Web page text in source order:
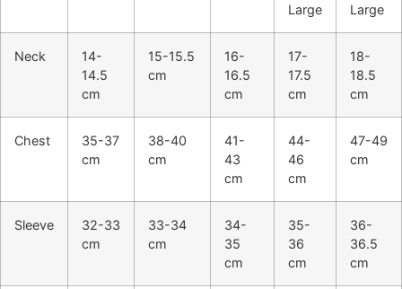
Large
Large
Neck
14-
14.5
cm
15-15.5
cm
16-
16.5
cm
17-
17.5
cm
18-
18.5
cm
Chest
35-37
cm
38-40
cm
41-
43
cm
44-
46
cm
47-49
cm
Sleeve
32-33
cm
33-34
cm
34-
35
cm
35-
36
cm
36-
36.5
cm